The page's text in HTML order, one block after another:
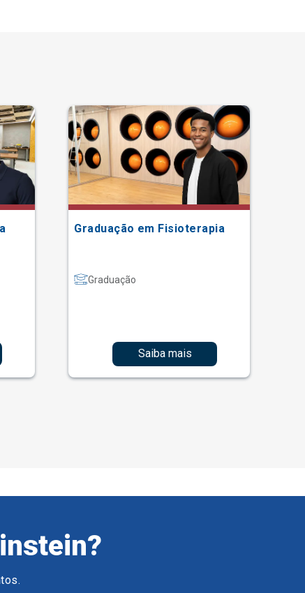
Graduação em Fisioterapia
Graduação
Saiba mais